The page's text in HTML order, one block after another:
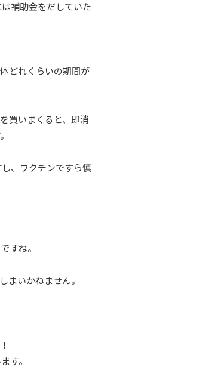
補助金をだしていた
どれくらいの期間が
買いまくると、即消
、ワクチンですら慎
すね。
まいかねません。
す。